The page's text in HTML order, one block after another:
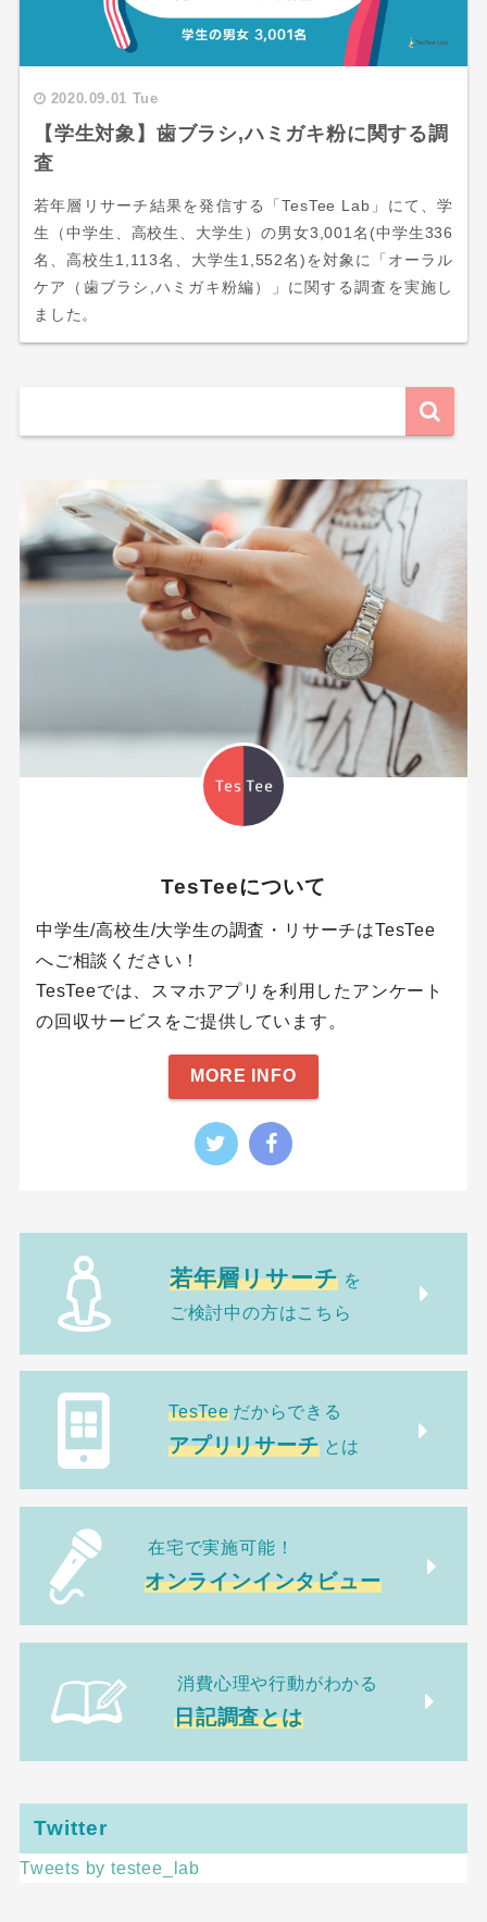
2020.09.01 Tue
【学生対象】歯ブラシ,ハミガキ粉に関する調
査
若年層リサーチ結果を発信する「TesTee Lab」にて、学
生（中学生、高校生、大学生）の男女3,001名(中学生336
名、高校生1,113名、大学生1,552名)を対象に「オーラル
ケア（歯ブラシ,ハミガキ粉編）」に関する調査を実施し
ました。
TesTeeについて
中学生/高校生/大学生の調査・リサーチはTesTee
へご相談ください！
TesTeeでは、スマホアプリを利用したアンケート
の回収サービスをご提供しています。
MORE INFO
若年層リサーチ を
ご検討中の方はこちら
TesTee だからできる
アプリリサーチ とは
在宅で実施可能！
オンラインインタビュー
消費心理や行動がわかる
日記調査とは
Twitter
Tweets by testee_lab